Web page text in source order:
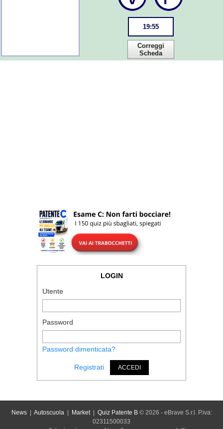
19:55
Correggi
Scheda
LOGIN
Utente
Password
Password dimenticata?
Registrati ACCEDI
News| Autoscuola| Market| Quiz Patente B© 2026 - eBrave S.r.l. P.iva:
02311500033